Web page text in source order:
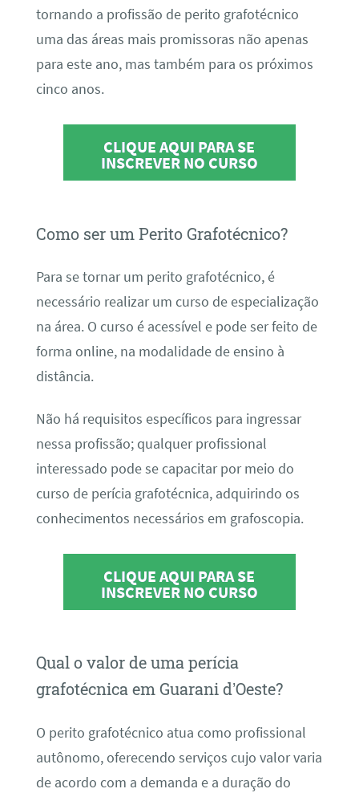
tornando a profissão de perito grafotécnico
uma das áreas mais promissoras não apenas
para este ano, mas também para os próximos
cinco anos.
CLIQUE AQUI PARA SE
INSCREVER NO CURSO
Como ser um Perito Grafotécnico?
Para se tornar um perito grafotécnico, é
necessário realizar um curso de especialização
na área. O curso é acessível e pode ser feito de
forma online, na modalidade de ensino à
distância.
Não há requisitos específicos para ingressar
nessa profissão; qualquer profissional
interessado pode se capacitar por meio do
curso de perícia grafotécnica, adquirindo os
conhecimentos necessários em grafoscopia.
CLIQUE AQUI PARA SE
INSCREVER NO CURSO
Qual o valor de uma perícia
grafotécnica em Guarani d’Oeste?
O perito grafotécnico atua como profissional
autônomo, oferecendo serviços cujo valor varia
de acordo com a demanda e a duração do